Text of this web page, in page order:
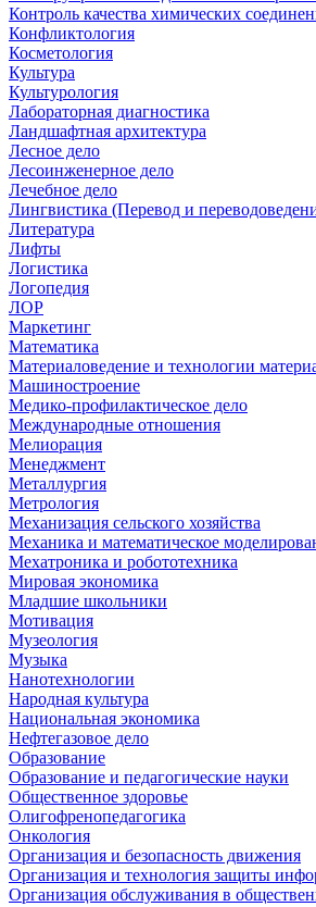
Контроль качества химических
Конфликтология
Косметология
Культура
Культурология
Лабораторная диагностика
Ландшафтная архитектура
Лесное дело
Лесоинженерное дело
Лечебное дело
Лингвистика (Перевод и
Литература
Лифты
Логистика
Логопедия
ЛОР
Маркетинг
Математика
Материаловедение и технологии
Машиностроение
Медико-профилактическое дело
Международные отношения
Мелиорация
Менеджмент
Металлургия
Метрология
Механизация сельского хозяйства
Механика и математическое
Мехатроника и робототехника
Мировая экономика
Младшие школьники
Мотивация
Музеология
Музыка
Нанотехнологии
Народная культура
Национальная экономика
Нефтегазовое дело
Образование
Образование и педагогические науки
Общественное здоровье
Олигофренопедагогика
Онкология
Организация и безопасность движения
Организация и технология защиты
Организация обслуживания в